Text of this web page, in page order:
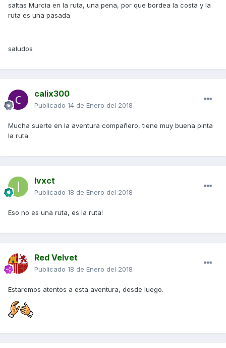
saltas Murcia en la ruta, una pena, por que bordea la costa y la
ruta es una pasada
saludos
calix300
Publicado 14 de Enero del 2018
Mucha suerte en la aventura compañero, tiene muy buena pinta
la ruta.
Ivxct
Publicado 18 de Enero del 2018
Eso no es una ruta, es la ruta!
Red Velvet
Publicado 18 de Enero del 2018
Estaremos atentos a esta aventura, desde luego.